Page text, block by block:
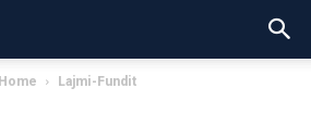
Home Lajmi-Fundit